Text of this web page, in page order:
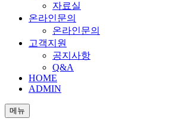
자료실
온라인문의
온라인문의
고객지원
공지사항
Q&A
HOME
ADMIN
메뉴